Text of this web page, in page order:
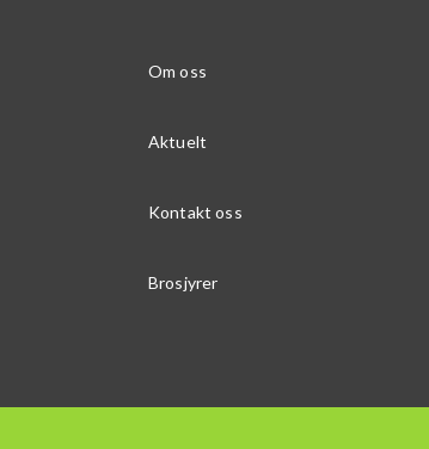
Om oss
Aktuelt
Kontakt oss
Brosjyrer